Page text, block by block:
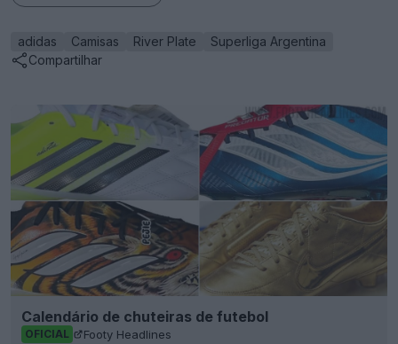
adidas Camisas River Plate
Superliga Argentina
Compartilhar
Calendário de chuteiras de futebol
OFICIAL Footy Headlines